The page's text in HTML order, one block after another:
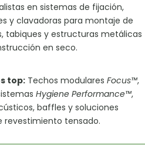
en sistemas de fijación,
y clavadoras para montaje de
tabiques y estructuras metálicas
en seco.
top:Techos modulares Focus™,
Hygiene Performance™,
baffles y soluciones
revestimiento tensado.